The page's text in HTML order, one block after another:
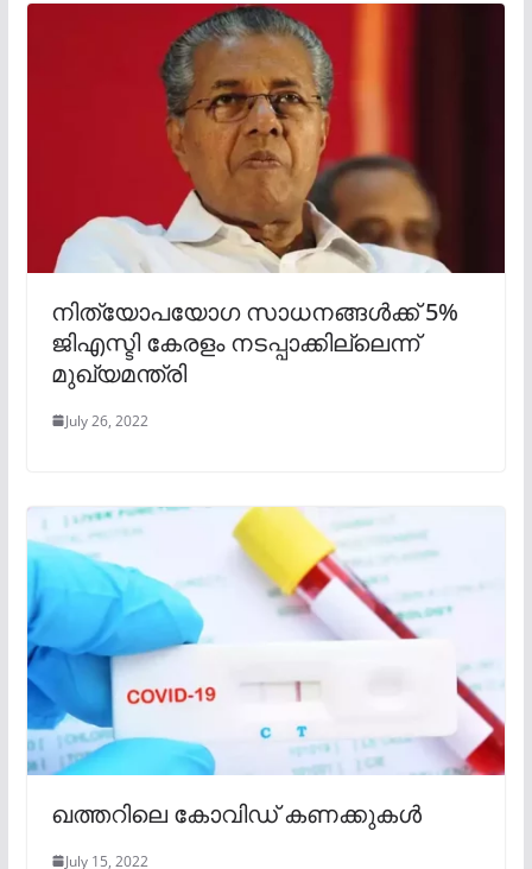
നിത്യോപയോഗ സാധനങ്ങൾക്ക് 5%
ജിഎസ്ടി കേരളം നടപ്പാക്കില്ലെന്ന്
മുഖ്യമന്ത്രി
July 26, 2022
ഖത്തറിലെ കോവിഡ് കണക്കുകൾ
July 15, 2022